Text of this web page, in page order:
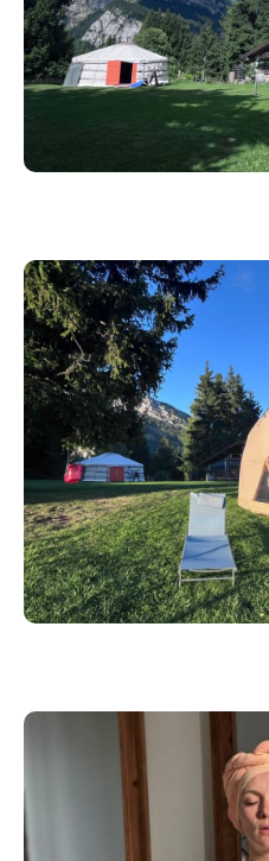
De retour à la yourte, vous
DE L'ÉNERGIE VITALE,
profonde et
forme d'une transe
des blocages physiques,
énergétiques, d'apaiser le
vers davantage de clarté,
durable.
La journée se poursuit
l'ARGILOTHÉRAPIE et de
à l'énergie féminine. Ces
vous permettront de
et naturels pour
quotidien, pour vous-
En soirée, l'OBSERVATION
offrira un moment
l'émerveillement, à la
reconnexion à plus grand
ressenti et transformé
précédents. À travers
nous explorerons la forme
que l'on déforme, celle
transcende, celle avec